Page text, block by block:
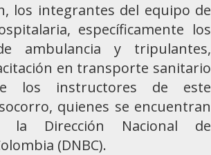
los integrantes del equipo de
específicamente los
ambulancia y tripulantes,
en transporte sanitario
los instructores de este
quienes se encuentran
la Dirección Nacional de
(DNBC).